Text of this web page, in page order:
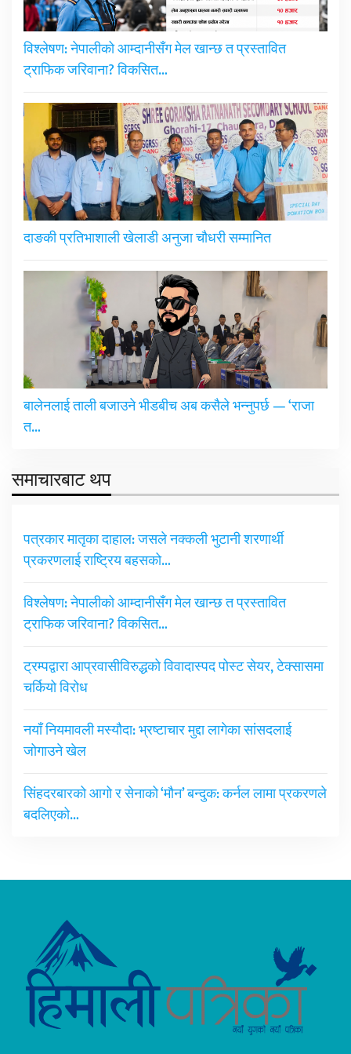
विश्लेषण: नेपालीको आम्दानीसँग मेल खान्छ त प्रस्तावित
ट्राफिक जरिवाना? विकसित…
दाङकी प्रतिभाशाली खेलाडी अनुजा चौधरी सम्मानित
बालेनलाई ताली बजाउने भीडबीच अब कसैले भन्नुपर्छ — ‘राजा
त…
समाचारबाट थप
पत्रकार मातृका दाहाल: जसले नक्कली भुटानी शरणार्थी
प्रकरणलाई राष्ट्रिय बहसको…
विश्लेषण: नेपालीको आम्दानीसँग मेल खान्छ त प्रस्तावित
ट्राफिक जरिवाना? विकसित…
ट्रम्पद्वारा आप्रवासीविरुद्धको विवादास्पद पोस्ट सेयर, टेक्सासमा
चर्कियो विरोध
नयाँ नियमावली मस्यौदा: भ्रष्टाचार मुद्दा लागेका सांसदलाई
जोगाउने खेल
सिंहदरबारको आगो र सेनाको ‘मौन’ बन्दुक: कर्नल लामा प्रकरणले
बदलिएको…